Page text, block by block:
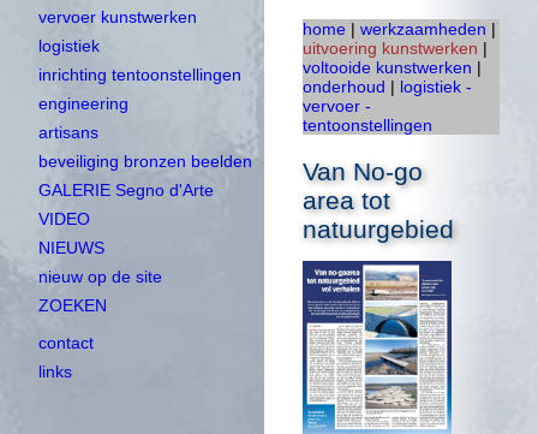
vervoer kunstwerken
logistiek
inrichting tentoonstellingen
engineering
artisans
beveiliging bronzen beelden
GALERIE Segno d'Arte
VIDEO
NIEUWS
nieuw op de site
ZOEKEN
contact
links
home | werkzaamheden |
uitvoering kunstwerken |
voltooide kunstwerken |
onderhoud | logistiek -
vervoer -
tentoonstellingen
Van No-go
area tot
natuurgebied